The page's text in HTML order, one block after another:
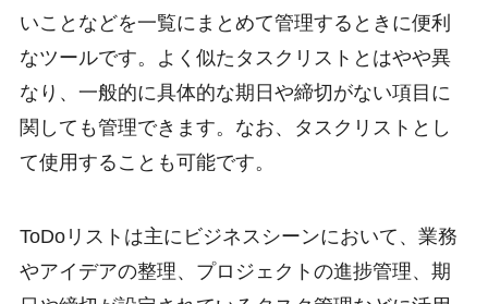
いことなどを一覧にまとめて管理するときに便利
なツールです。よく似たタスクリストとはやや異
なり、一般的に具体的な期日や締切がない項目に
関しても管理できます。なお、タスクリストとし
て使用することも可能です。
ToDoリストは主にビジネスシーンにおいて、業務
やアイデアの整理、プロジェクトの進捗管理、期